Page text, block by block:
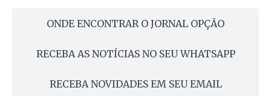
ONDE ENCONTRAR O JORNAL OPÇÃO
RECEBA AS NOTÍCIAS NO SEU WHATSAPP
RECEBA NOVIDADES EM SEU EMAIL